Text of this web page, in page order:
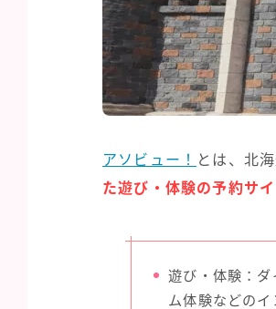
アソビュー！ とは、北
た遊び・体験の予約サ
遊び・体験：ダ
ム体験などの